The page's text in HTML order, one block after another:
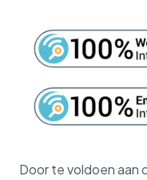
Door te voldoen aan